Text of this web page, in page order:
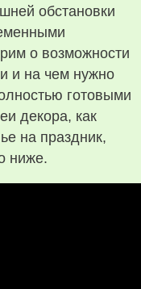
обстановки
о возможности
и на чем нужно
готовыми
декора, как
на праздник,
ниже.